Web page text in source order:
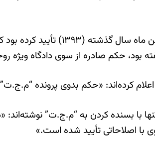
به گفته خبرگزاری آلمان،غلامحسین
حکم صادره از سوی دادگاه ویژه
کرده‌اند: «حکم بدوی پرونده
با بسنده کردن به “م.ج.ت”
با اصلاحاتی تأیید شده است.»